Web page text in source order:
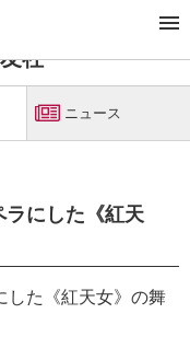
社
ニュース
ラにした《紅天
した《紅天女》の舞